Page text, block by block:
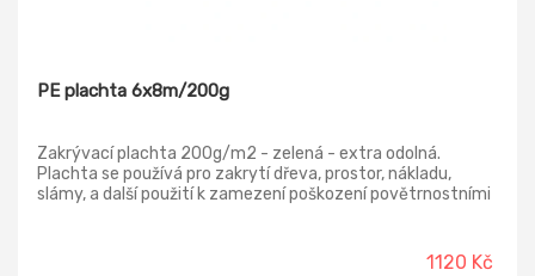
PE plachta 6x8m/200g
Zakrývací plachta 200g/m2 - zelená - extra odolná.
Plachta se používá pro zakrytí dřeva, prostor, nákladu,
slámy, a další použití k zamezení poškození povětrnostními
1120 Kč